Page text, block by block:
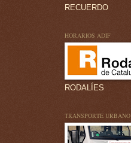
RECUERDO
HORARIOS ADIF
RODALÍES
TRANSPORTE URBANO